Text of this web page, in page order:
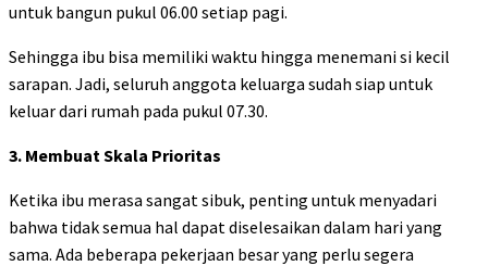
untuk bangun pukul 06.00 setiap pagi.
Sehingga ibu bisa memiliki waktu hingga menemani si kecil
sarapan. Jadi, seluruh anggota keluarga sudah siap untuk
keluar dari rumah pada pukul 07.30.
3. Membuat Skala Prioritas
‌Ketika ibu merasa sangat sibuk, penting untuk menyadari
bahwa tidak semua hal dapat diselesaikan dalam hari yang
sama. Ada beberapa pekerjaan besar yang perlu segera